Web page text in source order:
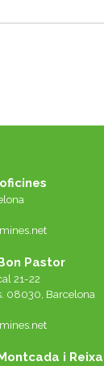
Pastor
21-22
08030, Barcelona
i